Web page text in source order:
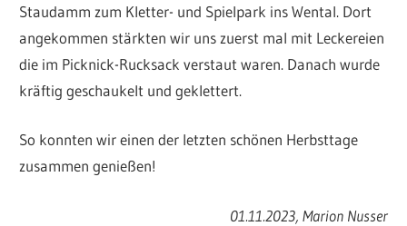
Staudamm zum Kletter- und Spielpark ins Wental. Dort
angekommen stärkten wir uns zuerst mal mit Leckereien
die im Picknick-Rucksack verstaut waren. Danach wurde
kräftig geschaukelt und geklettert.
So konnten wir einen der letzten schönen Herbsttage
zusammen genießen!
01.11.2023, Marion Nusser